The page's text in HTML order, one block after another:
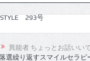
291号
異能者 ちょっとお話いい
繰り返すスマイルセラピ